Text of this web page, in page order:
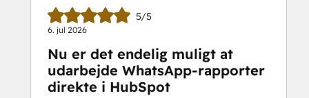
5/5
6. jul 2026
Nu er det endelig muligt at
udarbejde WhatsApp-rapporter
direkte i HubSpot